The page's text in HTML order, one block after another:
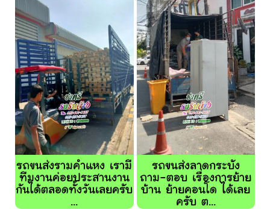
รถขนส่งรามคำแหง เรามี
ทีมงานค่อยประสานงาน
กันได้ตลอดทั้งวันเลยครับ
...
รถขนส่งลาดกระบัง
ถาม-ตอบ เรื่องการย้าย
บ้าน ย้ายคอนโด ได้เลย
ครับ ต...